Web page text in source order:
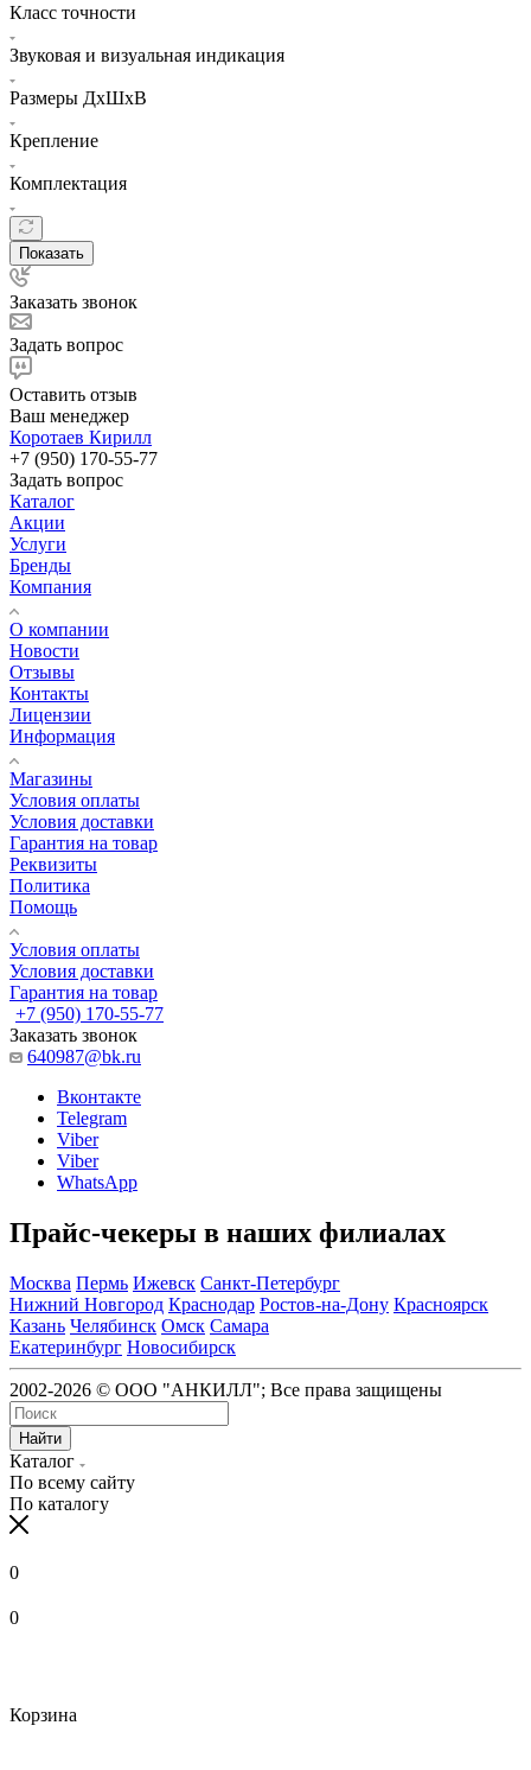
Класс точности
Звуковая и визуальная индикация
Размеры ДхШхВ
Крепление
Комплектация
Показать
Заказать звонок
Задать вопрос
Оставить отзыв
Ваш менеджер
Коротаев Кирилл
+7 (950) 170-55-77
Задать вопрос
Каталог
Акции
Услуги
Бренды
Компания
О компании
Новости
Отзывы
Контакты
Лицензии
Информация
Магазины
Условия оплаты
Условия доставки
Гарантия на товар
Реквизиты
Политика
Помощь
Условия оплаты
Условия доставки
Гарантия на товар
+7 (950) 170-55-77
Заказать звонок
640987@bk.ru
Вконтакте
Telegram
Viber
Viber
WhatsApp
Прайс-чекеры в наших филиалах
Москва Пермь Ижевск Санкт-Петербург
Нижний Новгород Краснодар Ростов-на-Дону Красноярск
Казань Челябинск Омск Самара
Екатеринбург Новосибирск
2002-2026 © ООО "АНКИЛЛ"; Все права защищены
Найти
Каталог
По всему сайту
По каталогу
0
0
Корзина